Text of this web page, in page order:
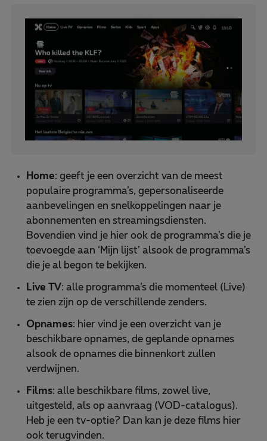
Home: geeft je een overzicht van de meest
populaire programma’s, gepersonaliseerde
aanbevelingen en snelkoppelingen naar je
abonnementen en streamingsdiensten.
Bovendien vind je hier ook de programma’s die je
toevoegde aan ‘Mijn lijst’ alsook de programma’s
die je al begon te bekijken.
Live TV: alle programma’s die momenteel (Live)
te zien zijn op de verschillende zenders.
Opnames: hier vind je een overzicht van je
beschikbare opnames, de geplande opnames
alsook de opnames die binnenkort zullen
verdwijnen.
Films: alle beschikbare films, zowel live,
uitgesteld, als op aanvraag (VOD-catalogus).
Heb je een tv-optie? Dan kan je deze films hier
ook terugvinden.